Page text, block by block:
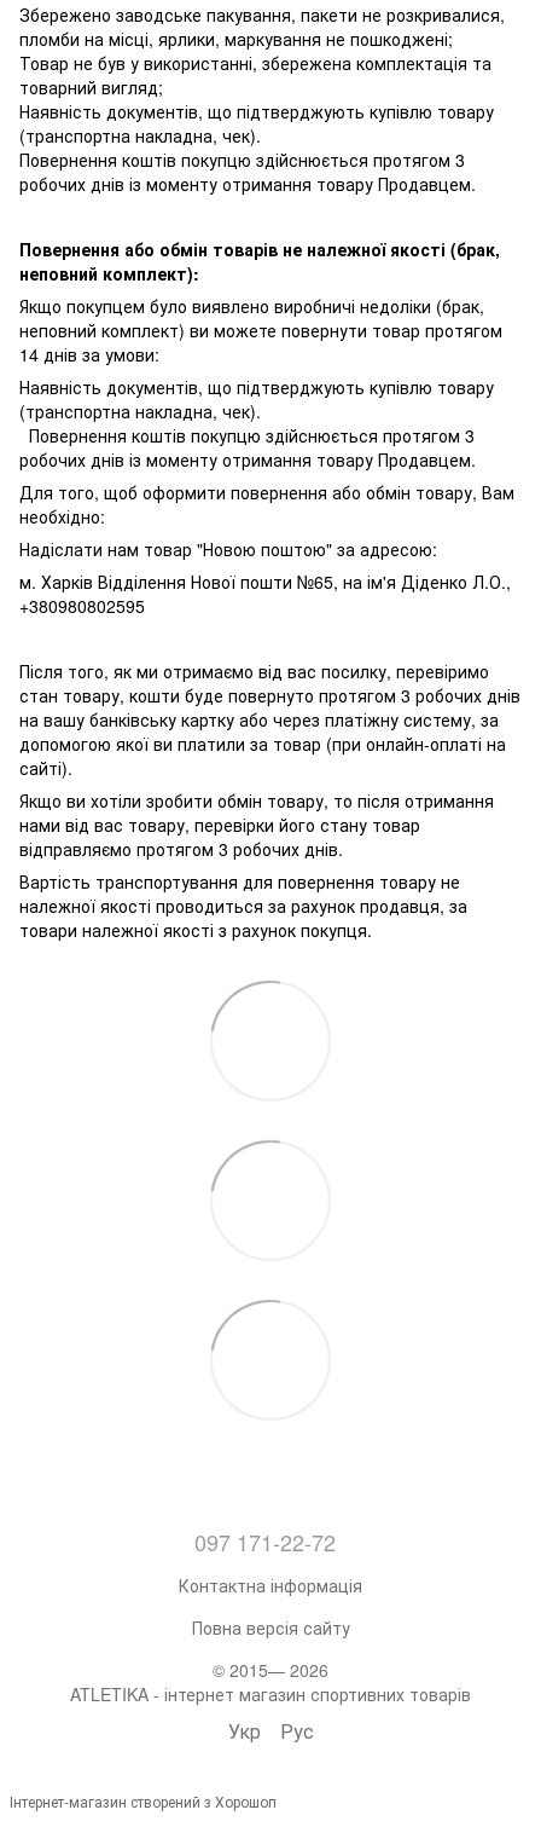
Збережено заводське пакування, пакети не розкривалися,
пломби на місці, ярлики, маркування не пошкоджені;
Товар не був у використанні, збережена комплектація та
товарний вигляд;
Наявність документів, що підтверджують купівлю товару
(транспортна накладна, чек).
Повернення коштів покупцю здійснюється протягом 3
робочих днів із моменту отримання товару Продавцем.
Повернення або обмін товарів не належної якості (брак,
неповний комплект):
Якщо покупцем було виявлено виробничі недоліки (брак,
неповний комплект) ви можете повернути товар протягом
14 днів за умови:
Наявність документів, що підтверджують купівлю товару
(транспортна накладна, чек).
Повернення коштів покупцю здійснюється протягом 3
робочих днів із моменту отримання товару Продавцем.
Для того, щоб оформити повернення або обмін товару, Вам
необхідно:
Надіслати нам товар "Новою поштою" за адресою:
м. Харків Відділення Нової пошти №65, на ім'я Діденко Л.О.,
+380980802595
Після того, як ми отримаємо від вас посилку, перевіримо
стан товару, кошти буде повернуто протягом 3 робочих днів
на вашу банківську картку або через платіжну систему, за
допомогою якої ви платили за товар (при онлайн-оплаті на
сайті).
Якщо ви хотіли зробити обмін товару, то після отримання
нами від вас товару, перевірки його стану товар
відправляємо протягом 3 робочих днів.
Вартість транспортування для повернення товару не
належної якості проводиться за рахунок продавця, за
товари належної якості з рахунок покупця.
097 171-22-72
Контактна інформація
Повна версія сайту
© 2015— 2026
ATLETIKA - інтернет магазин спортивних товарів
Укр Рус
Інтернет-магазин створений з Хорошоп